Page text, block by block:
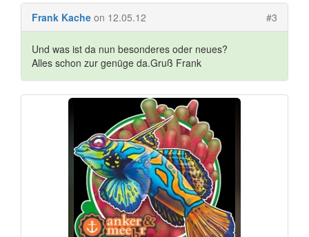
Frank Kache on 12.05.12 #3
Und was ist da nun besonderes oder neues?
Alles schon zur genüge da.Gruß Frank